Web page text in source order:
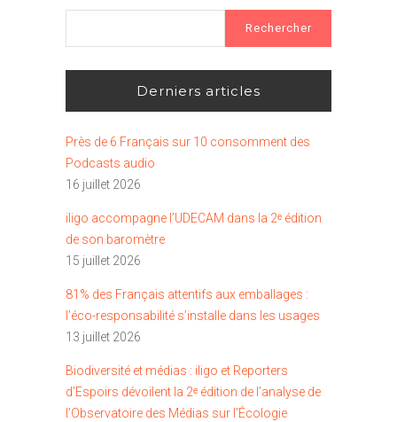
Derniers articles
Près de 6 Français sur 10 consomment des
Podcasts audio
16 juillet 2026
iligo accompagne l’UDECAM dans la 2ᵉ édition
de son baromètre
15 juillet 2026
81% des Français attentifs aux emballages :
l’éco-responsabilité s’installe dans les usages
13 juillet 2026
Biodiversité et médias : iligo et Reporters
d’Espoirs dévoilent la 2ᵉ édition de l’analyse de
l’Observatoire des Médias sur l’Écologie